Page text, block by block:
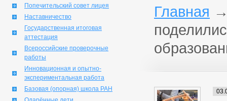
Попечительский совет лицея
Наставничество
Государственная итоговая
аттестация
Всероссийские проверочные
работы
Инновационная и опытно-
экспериментальная работа
Базовая (опорная) школа РАН
Главная